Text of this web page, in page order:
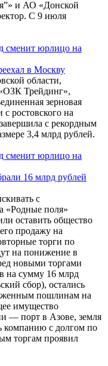
и АО «Донской
С 9 июля
в Москву
области,
Трейдинг»,
зерновая
ростовского на
с рекордным
3,4 млрд рублей.
16 млрд рублей
с
«Родные поля»
оставить общество
продажу на
торги по
на понижение в
новыми торгами
на сумму 16 млрд
сбор), остались
пошлинам на
имущество
— порт в Азове, земля
компанию с долгом по
торгам проявил